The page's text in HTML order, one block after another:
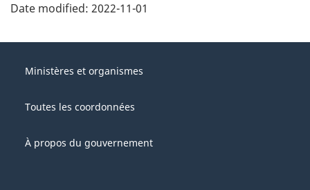
Date modified: 2022-11-01
thisGouvernement
Canada
Ministères et organismes
Toutes les coordonnées
À propos du gouvernement